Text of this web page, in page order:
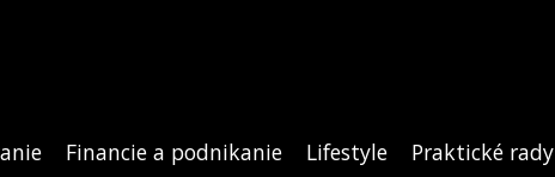
Financie a podnikanie Lifestyle Praktické rady